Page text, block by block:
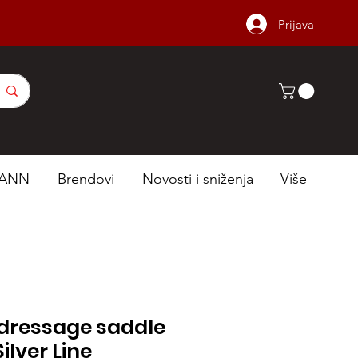
Prijava
Brendovi Novosti i sniženja Više
saddle
Line